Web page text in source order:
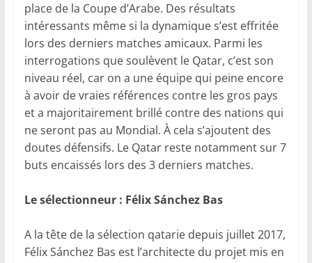
place de la Coupe d’Arabe. Des résultats
intéressants même si la dynamique s’est effritée
lors des derniers matches amicaux. Parmi les
interrogations que soulèvent le Qatar, c’est son
niveau réel, car on a une équipe qui peine encore
à avoir de vraies références contre les gros pays
et a majoritairement brillé contre des nations qui
ne seront pas au Mondial. À cela s’ajoutent des
doutes défensifs. Le Qatar reste notamment sur 7
buts encaissés lors des 3 derniers matches.
Le sélectionneur : Félix Sánchez Bas
A la tête de la sélection qatarie depuis juillet 2017,
Félix Sánchez Bas est l’architecte du projet mis en